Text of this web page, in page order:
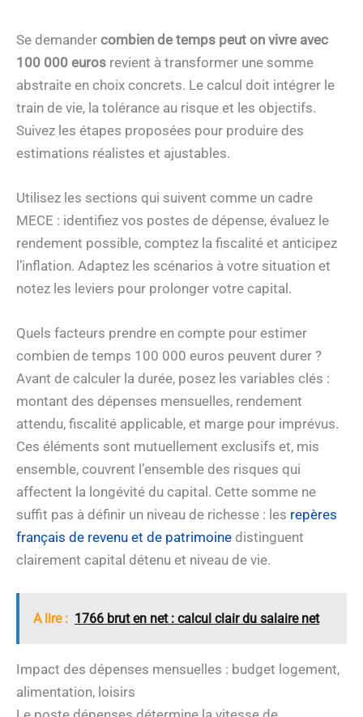
Se demander combien de temps peut on vivre avec
100 000 euros revient à transformer une somme
abstraite en choix concrets. Le calcul doit intégrer le
train de vie, la tolérance au risque et les objectifs.
Suivez les étapes proposées pour produire des
estimations réalistes et ajustables.
Utilisez les sections qui suivent comme un cadre
MECE : identifiez vos postes de dépense, évaluez le
rendement possible, comptez la fiscalité et anticipez
l’inflation. Adaptez les scénarios à votre situation et
notez les leviers pour prolonger votre capital.
Quels facteurs prendre en compte pour estimer
combien de temps 100 000 euros peuvent durer ?
Avant de calculer la durée, posez les variables clés :
montant des dépenses mensuelles, rendement
attendu, fiscalité applicable, et marge pour imprévus.
Ces éléments sont mutuellement exclusifs et, mis
ensemble, couvrent l’ensemble des risques qui
affectent la longévité du capital. Cette somme ne
suffit pas à définir un niveau de richesse : les repères
français de revenu et de patrimoine distinguent
clairement capital détenu et niveau de vie.
A lire : 1766 brut en net : calcul clair du salaire net
Impact des dépenses mensuelles : budget logement,
alimentation, loisirs